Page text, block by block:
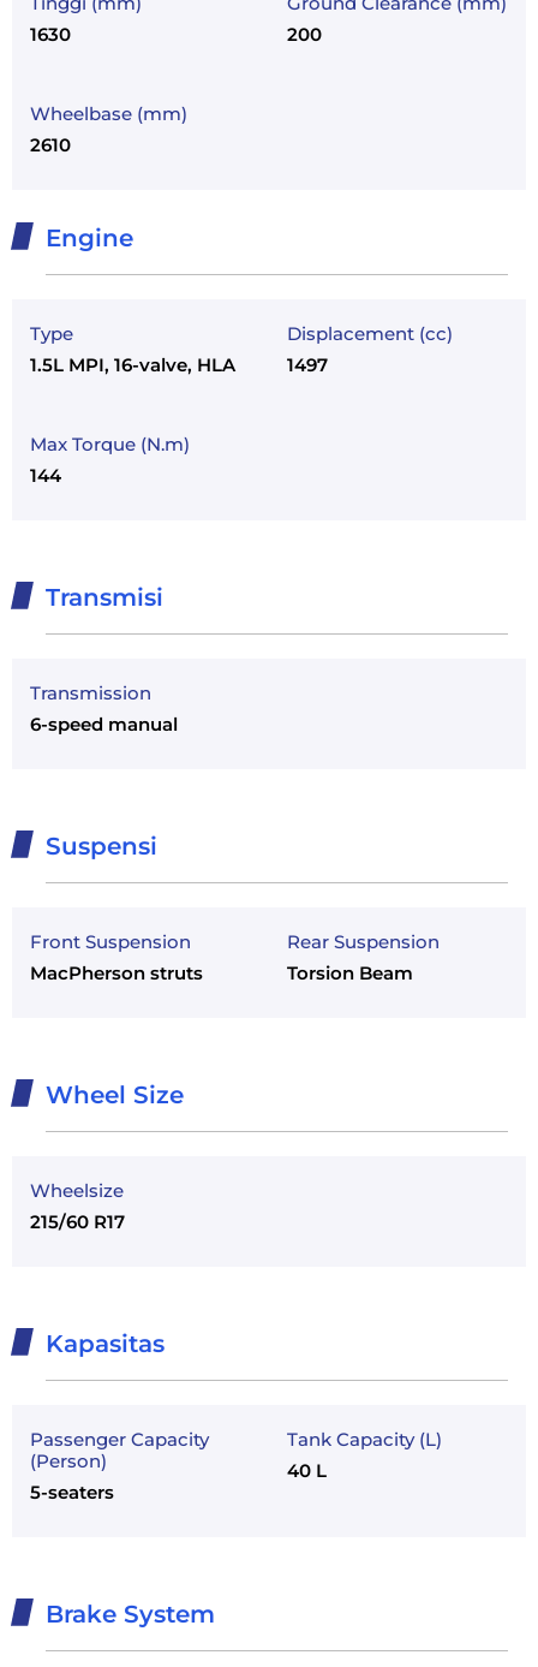
1630
200
Wheelbase (mm)
2610
Engine
Type
1.5L MPI, 16-valve, HLA
Displacement (cc)
1497
Max Torque (N.m)
144
Transmisi
Transmission
6-speed manual
Suspensi
Front Suspension
MacPherson struts
Rear Suspension
Torsion Beam
Wheel Size
Wheelsize
215/60 R17
Kapasitas
Passenger Capacity
(Person)
5-seaters
Tank Capacity (L)
40 L
Brake System